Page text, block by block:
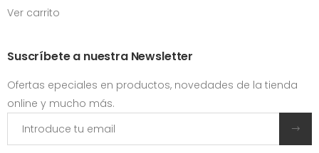
Ver carrito
Suscríbete a nuestra Newsletter
Ofertas epeciales en productos, novedades de la tienda
online y mucho más.